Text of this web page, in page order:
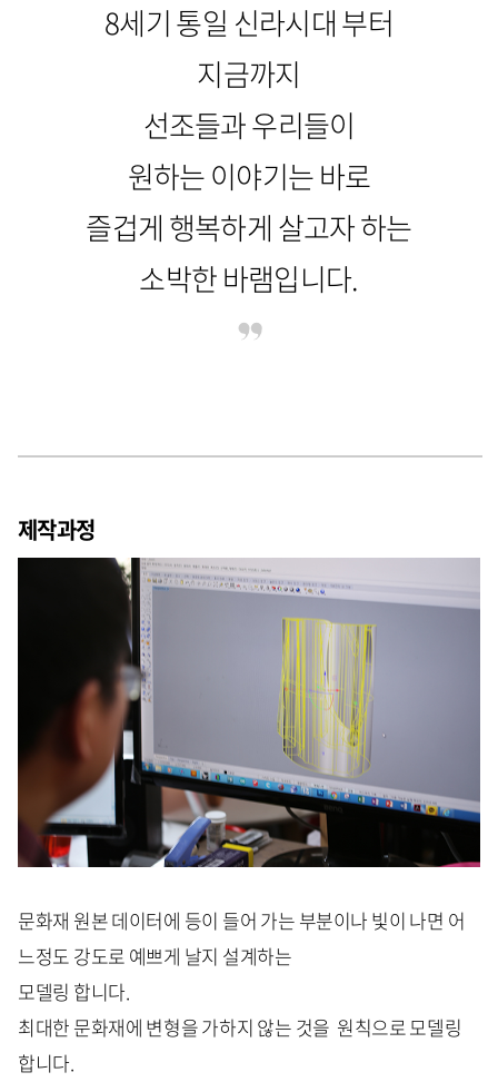
8세기 통일 신라시대 부터
지금까지
선조들과 우리들이
원하는 이야기는 바로
즐겁게 행복하게 살고자 하는
소박한 바램입니다.
제작과정
문화재 원본 데이터에 등이 들어 가는 부분이나 빛이 나면 어
느정도 강도로 예쁘게 날지 설계하는
모델링 합니다.
최대한 문화재에 변형을 가하지 않는 것을 원칙으로 모델링
합니다.